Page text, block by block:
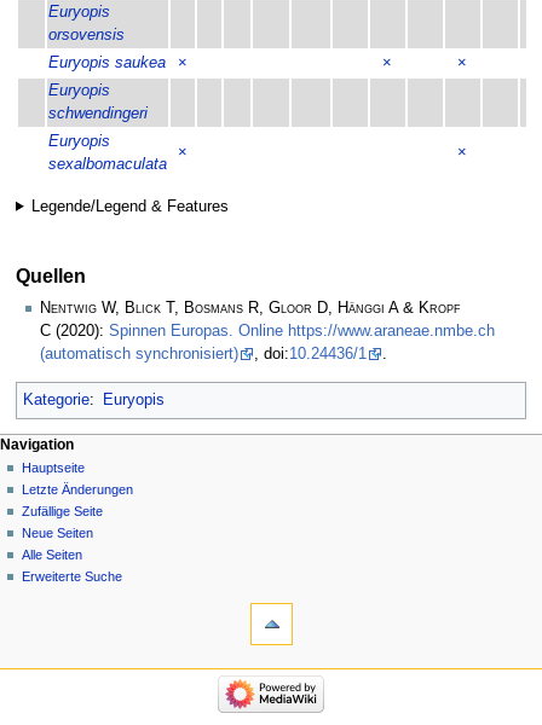
Euryopis
orsovensis
Euryopis saukea × ×
×
Euryopis
schwendingeri
Euryopis
sexalbomaculata
× ×
Legende/Legend & Features
Quellen
Nentwig W, Blick T, Bosmans R, Gloor D, Hänggi A & Kropf
C (2020): Spinnen Europas. Online https://www.araneae.nmbe.ch
(automatisch synchronisiert)
, doi:10.24436/1 .
Kategorie: Euryopis
Navigation
Hauptseite
Letzte Änderungen
Zufällige Seite
Neue Seiten
Alle Seiten
Erweiterte Suche